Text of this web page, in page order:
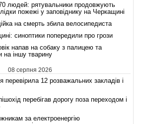
людей: рятувальники продовжують
пожежі у заповіднику на Черкащині
на смерть збила велосипедиста
синоптики попередили про грози
напав на собаку з палицею та
на іншу тварину
08 серпня 2026
перевірила 12 розважальних закладів і
перебігав дорогу поза переходом і
за електроенергію